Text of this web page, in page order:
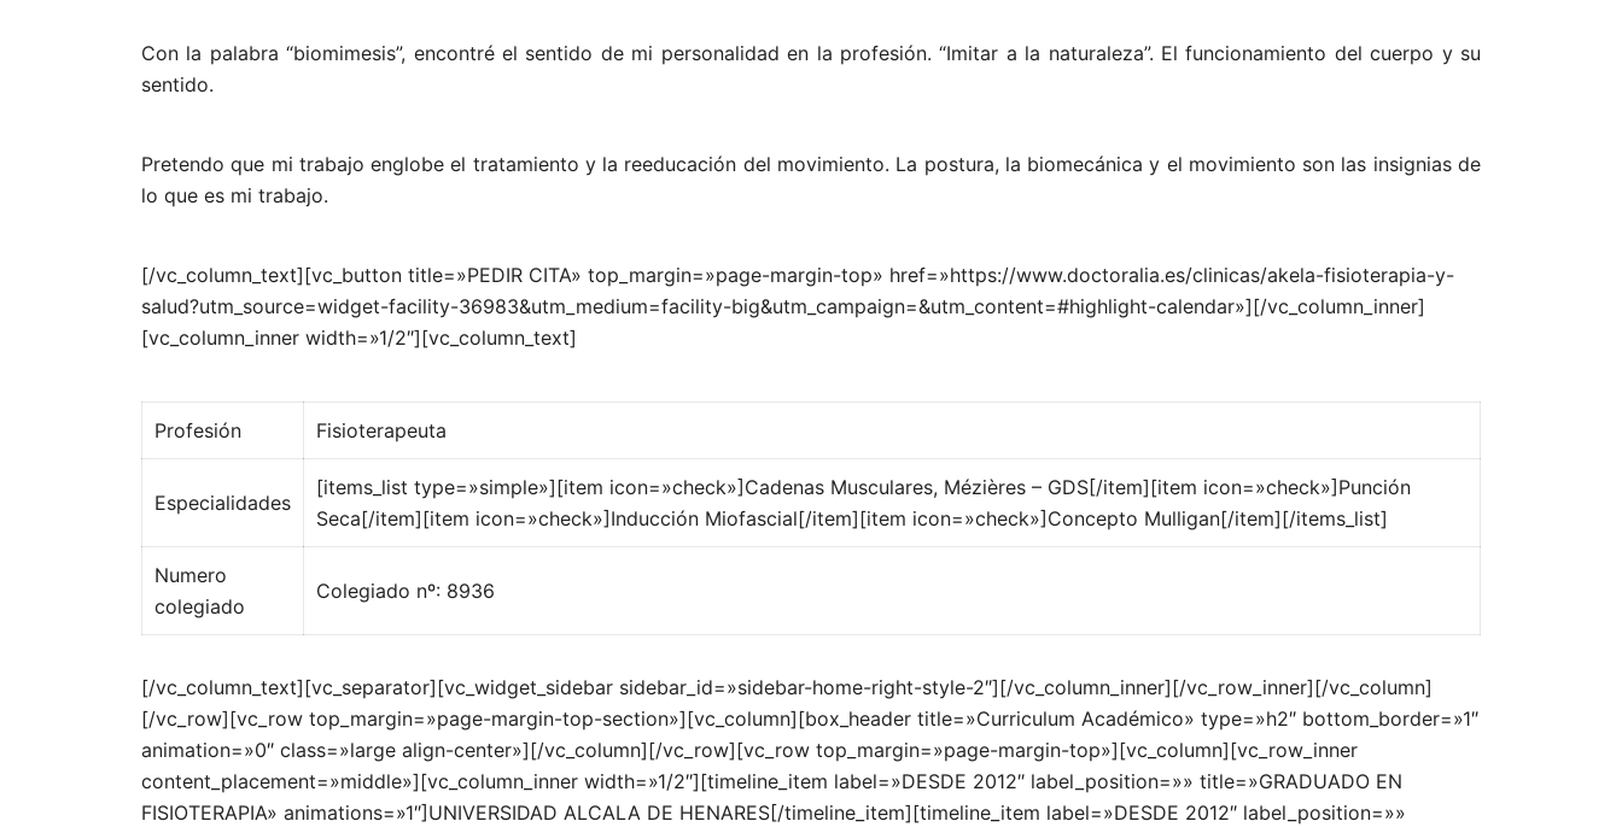
Con la palabra “biomimesis”, encontré el sentido de mi personalidad en la profesión. “Imitar a la naturaleza”. El funcionamiento del cuerpo y su
sentido.
Pretendo que mi trabajo englobe el tratamiento y la reeducación del movimiento. La postura, la biomecánica y el movimiento son las insignias de
lo que es mi trabajo.
[/vc_column_text][vc_button title=»PEDIR CITA» top_margin=»page-margin-top» href=»https://www.doctoralia.es/clinicas/akela-fisioterapia-y-
salud?utm_source=widget-facility-36983&utm_medium=facility-big&utm_campaign=&utm_content=#highlight-calendar»][/vc_column_inner]
[vc_column_inner width=»1/2″][vc_column_text]
Profesión Fisioterapeuta
Especialidades
[items_list type=»simple»][item icon=»check»]Cadenas Musculares, Mézières – GDS[/item][item icon=»check»]Punción
Seca[/item][item icon=»check»]Inducción Miofascial[/item][item icon=»check»]Concepto Mulligan[/item][/items_list]
Numero
colegiado
Colegiado nº: 8936
[/vc_column_text][vc_separator][vc_widget_sidebar sidebar_id=»sidebar-home-right-style-2″][/vc_column_inner][/vc_row_inner][/vc_column]
[/vc_row][vc_row top_margin=»page-margin-top-section»][vc_column][box_header title=»Curriculum Académico» type=»h2″ bottom_border=»1″
animation=»0″ class=»large align-center»][/vc_column][/vc_row][vc_row top_margin=»page-margin-top»][vc_column][vc_row_inner
content_placement=»middle»][vc_column_inner width=»1/2″][timeline_item label=»DESDE 2012″ label_position=»» title=»GRADUADO EN
FISIOTERAPIA» animations=»1″]UNIVERSIDAD ALCALA DE HENARES[/timeline_item][timeline_item label=»DESDE 2012″ label_position=»»